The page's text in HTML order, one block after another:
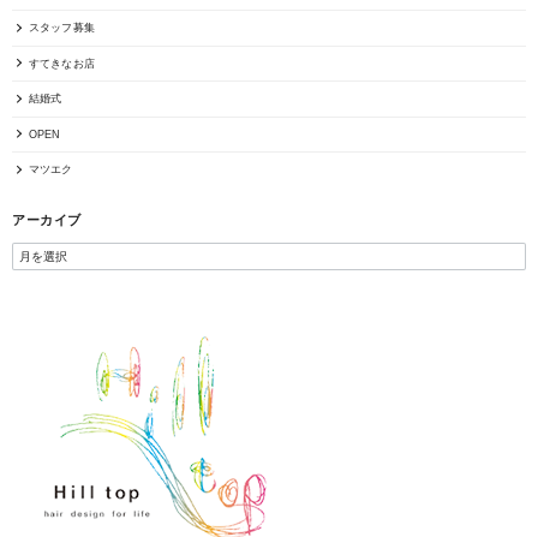
スタッフ募集
すてきなお店
結婚式
OPEN
マツエク
アーカイブ